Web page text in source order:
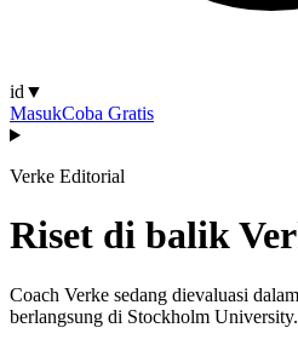
id ▼
MasukCoba Gratis
Verke Editorial
Riset di balik
Coach Verke sedang dievaluasi
berlangsung di Stockholm University.